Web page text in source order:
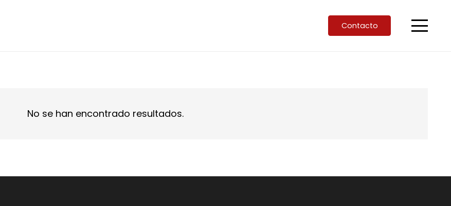
Contacto
No se han encontrado resultados.